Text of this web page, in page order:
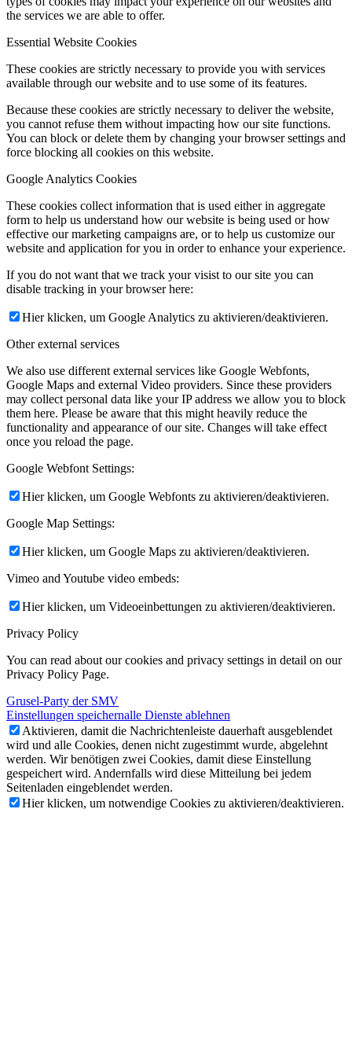
the services we are able to offer.
Essential Website Cookies
These cookies are strictly necessary to provide you with services
available through our website and to use some of its features.
Because these cookies are strictly necessary to deliver the website,
you cannot refuse them without impacting how our site functions.
You can block or delete them by changing your browser settings and
force blocking all cookies on this website.
Google Analytics Cookies
These cookies collect information that is used either in aggregate
form to help us understand how our website is being used or how
effective our marketing campaigns are, or to help us customize our
website and application for you in order to enhance your experience.
If you do not want that we track your visist to our site you can
disable tracking in your browser here:
Hier klicken, um Google Analytics zu aktivieren/deaktivieren.
Other external services
We also use different external services like Google Webfonts,
Google Maps and external Video providers. Since these providers
may collect personal data like your IP address we allow you to block
them here. Please be aware that this might heavily reduce the
functionality and appearance of our site. Changes will take effect
once you reload the page.
Google Webfont Settings:
Hier klicken, um Google Webfonts zu aktivieren/deaktivieren.
Google Map Settings:
Hier klicken, um Google Maps zu aktivieren/deaktivieren.
Vimeo and Youtube video embeds:
Hier klicken, um Videoeinbettungen zu aktivieren/deaktivieren.
Privacy Policy
You can read about our cookies and privacy settings in detail on our
Privacy Policy Page.
Grusel-Party der SMV
Einstellungen speichernalle Dienste ablehnen
Aktivieren, damit die Nachrichtenleiste dauerhaft ausgeblendet
wird und alle Cookies, denen nicht zugestimmt wurde, abgelehnt
werden. Wir benötigen zwei Cookies, damit diese Einstellung
gespeichert wird. Andernfalls wird diese Mitteilung bei jedem
Seitenladen eingeblendet werden.
Hier klicken, um notwendige Cookies zu aktivieren/deaktivieren.